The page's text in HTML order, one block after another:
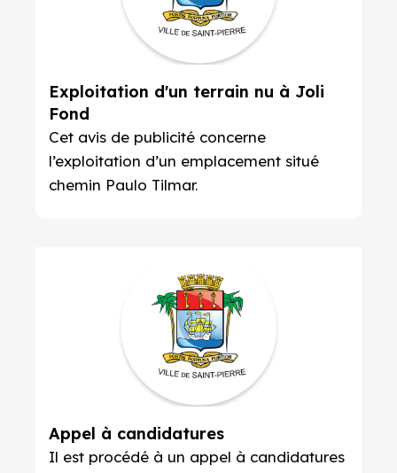
Exploitation d'un terrain nu à Joli
Fond
Cet avis de publicité concerne
l’exploitation d’un emplacement situé
chemin Paulo Tilmar.
Appel à candidatures
Il est procédé à un appel à candidatures